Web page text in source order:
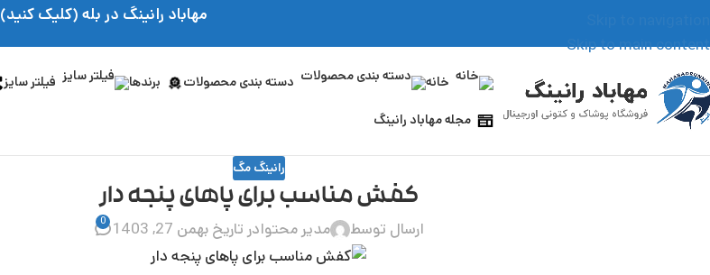
Skip to main content
مهاباد رانینگ در بله (کلیک کنید)
خانه دسته بندی محصولات برندها فیلتر سایز
مجله مهاباد رانینگ
رانینگ مگ
کفش مناسب برای پاهای پنجه دار
ارسال توسط مدیر محتوادر تاریخ بهمن 27, 1403 0